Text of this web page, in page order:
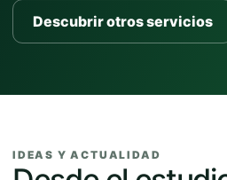
Descubrir otros servicios
IDEAS Y ACTUALIDAD